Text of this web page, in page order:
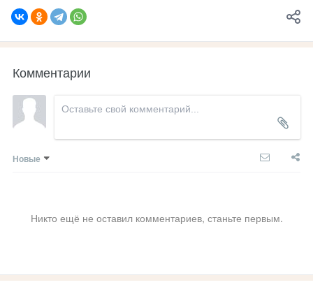
Комментарии
Новые
Никто ещё не оставил комментариев, станьте первым.